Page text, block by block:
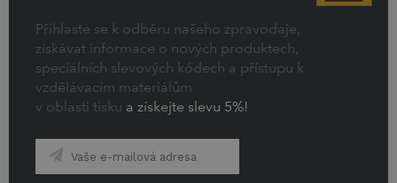
Přihlaste se k odběru našeho zpravodaje,
získávat informace o nových produktech,
speciálních slevových kódech a přístupu k
vzdělávacím materiálům
v oblasti tisku a získejte slevu 5%!